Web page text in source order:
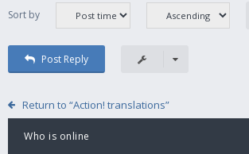
Sort by
Post Reply
Return to “Action! translations”
Who is online